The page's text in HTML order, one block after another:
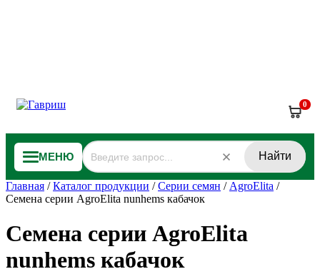
0
МЕНЮ Найти
Главная /Каталог продукции /Серии семян / AgroElita /
Семена серии AgroElita nunhems кабачок
Семена серии AgroElita
nunhems кабачок